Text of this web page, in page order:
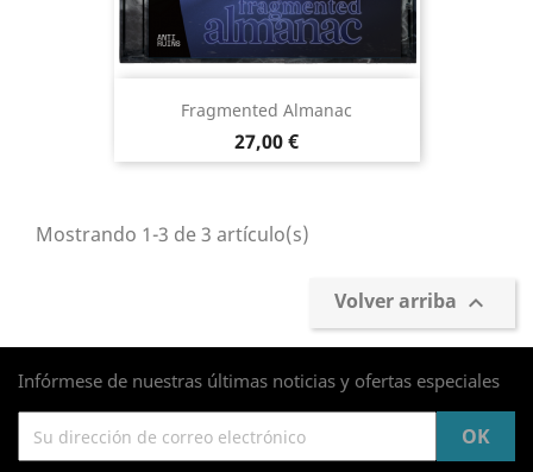
Fragmented Almanac
Precio
27,00 €
Mostrando 1-3 de 3 artículo(s)
Volver arriba 
Infórmese de nuestras últimas noticias y ofertas especiales